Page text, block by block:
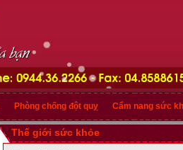
Phòng chống đột quỵ Cẩm nang sức
Thế giới sức khỏe